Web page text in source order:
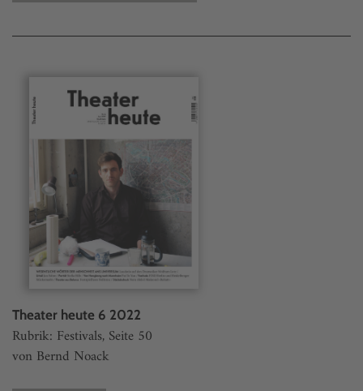
Theater heute 6 2022
Rubrik: Festivals, Seite 50
von Bernd Noack